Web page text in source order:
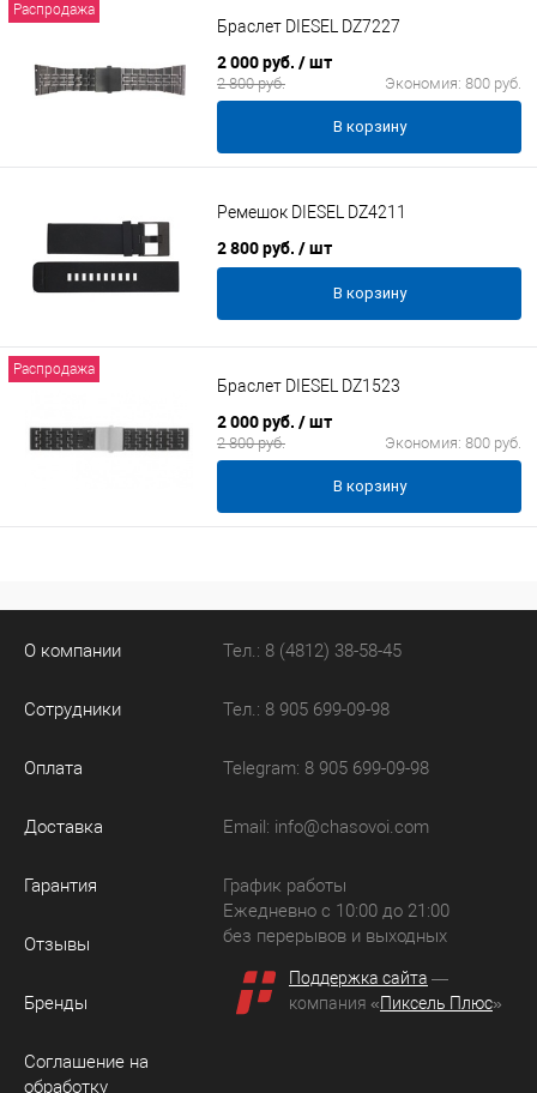
Распродажа
Браслет DIESEL DZ7227
2 000 руб. / шт
2 800 руб. Экономия: 800 руб.
В корзину
Ремешок DIESEL DZ4211
2 800 руб. / шт
В корзину
Распродажа
Браслет DIESEL DZ1523
2 000 руб. / шт
2 800 руб. Экономия: 800 руб.
В корзину
О компании
Сотрудники
Оплата
Доставка
Гарантия
Отзывы
Бренды
Соглашение на
обработку
Тел.: 8 (4812) 38-58-45
Тел.: 8 905 699-09-98
Telegram: 8 905 699-09-98
Email: info@chasovoi.com
График работы
Ежедневно с 10:00 до 21:00
без перерывов и выходных
Поддержка сайта —
компания «Пиксель Плюс»